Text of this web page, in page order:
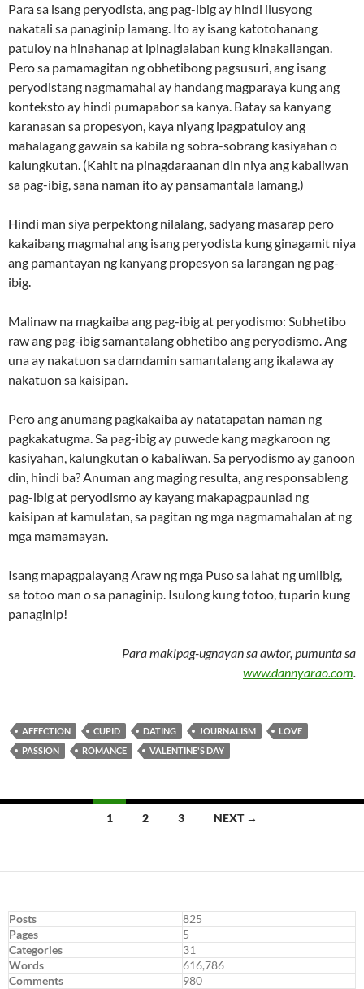
Para sa isang peryodista, ang pag-ibig ay hindi ilusyong
nakatali sa panaginip lamang. Ito ay isang katotohanang
patuloy na hinahanap at ipinaglalaban kung kinakailangan.
Pero sa pamamagitan ng obhetibong pagsusuri, ang isang
peryodistang nagmamahal ay handang magparaya kung ang
konteksto ay hindi pumapabor sa kanya. Batay sa kanyang
karanasan sa propesyon, kaya niyang ipagpatuloy ang
mahalagang gawain sa kabila ng sobra-sobrang kasiyahan o
kalungkutan. (Kahit na pinagdaraanan din niya ang kabaliwan
sa pag-ibig, sana naman ito ay pansamantala lamang.)
Hindi man siya perpektong nilalang, sadyang masarap pero
kakaibang magmahal ang isang peryodista kung ginagamit niya
ang pamantayan ng kanyang propesyon sa larangan ng pag-
ibig.
Malinaw na magkaiba ang pag-ibig at peryodismo: Subhetibo
raw ang pag-ibig samantalang obhetibo ang peryodismo. Ang
una ay nakatuon sa damdamin samantalang ang ikalawa ay
nakatuon sa kaisipan.
Pero ang anumang pagkakaiba ay natatapatan naman ng
pagkakatugma. Sa pag-ibig ay puwede kang magkaroon ng
kasiyahan, kalungkutan o kabaliwan. Sa peryodismo ay ganoon
din, hindi ba? Anuman ang maging resulta, ang responsableng
pag-ibig at peryodismo ay kayang makapagpaunlad ng
kaisipan at kamulatan, sa pagitan ng mga nagmamahalan at ng
mga mamamayan.
Isang mapagpalayang Araw ng mga Puso sa lahat ng umiibig,
sa totoo man o sa panaginip. Isulong kung totoo, tuparin kung
panaginip!
Para makipag-ugnayan sa awtor, pumunta sa
www.dannyarao.com.
AFFECTION CUPID DATING JOURNALISM
LOVE
PASSION
ROMANCE VALENTINE'S DAY
1 2 3 NEXT →
Posts
825
Pages
5
Categories
31
Words
616,786
Comments
980